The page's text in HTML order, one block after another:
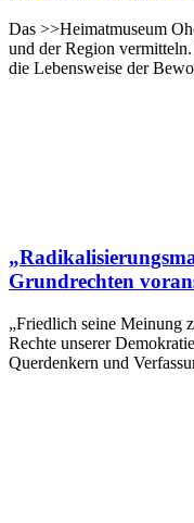
Das >>Heimatmuseum
und der Region
die Lebensweise der
Grundrechten
„Friedlich seine Meinung
Rechte unserer
Querdenkern und